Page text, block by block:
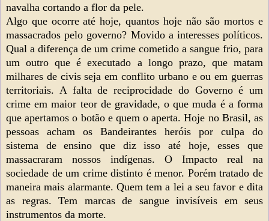
navalha cortando a flor da pele.
Algo que ocorre até hoje, quantos hoje não são mortos e
massacrados pelo governo? Movido a interesses políticos.
Qual a diferença de um crime cometido a sangue frio, para
um outro que é executado a longo prazo, que matam
milhares de civis seja em conflito urbano e ou em guerras
territoriais. A falta de reciprocidade do Governo é um
crime em maior teor de gravidade, o que muda é a forma
que apertamos o botão e quem o aperta. Hoje no Brasil, as
pessoas acham os Bandeirantes heróis por culpa do
sistema de ensino que diz isso até hoje, esses que
massacraram nossos indígenas. O Impacto real na
sociedade de um crime distinto é menor. Porém tratado de
maneira mais alarmante. Quem tem a lei a seu favor e dita
as regras. Tem marcas de sangue invisíveis em seus
instrumentos da morte.